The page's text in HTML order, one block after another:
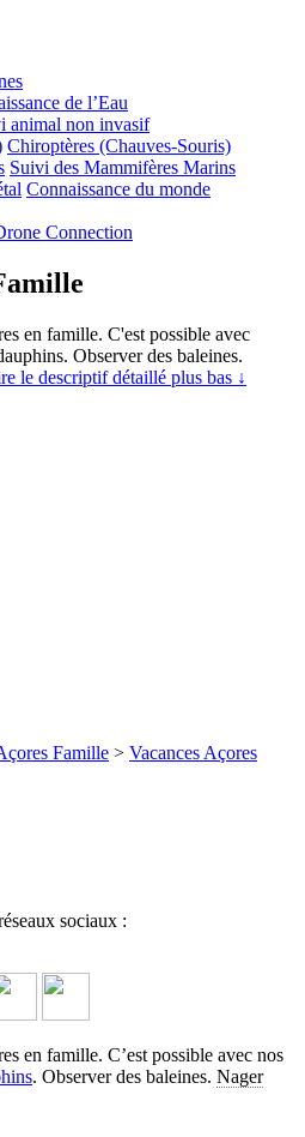
de l’Eau
animal non invasif
Chiroptères (Chauves-Souris)
Suivi des Mammifères Marins
Connaissance du monde
Connection
en famille. C'est possible avec
Observer des baleines.
le descriptif détaillé plus bas ↓
Famille > Vacances Açores
sociaux :
en famille. C’est possible avec nos
. Observer des baleines. Nager